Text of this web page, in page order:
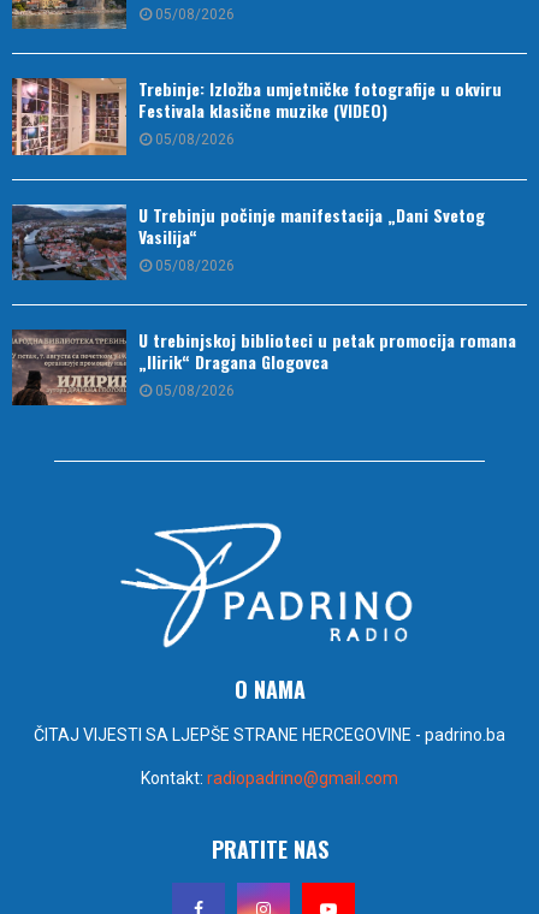
05/08/2026
Trebinje: Izložba umjetničke fotografije u okviru
Festivala klasične muzike (VIDEO)
05/08/2026
U Trebinju počinje manifestacija „Dani Svetog
Vasilija“
05/08/2026
U trebinjskoj biblioteci u petak promocija romana
„Ilirik“ Dragana Glogovca
05/08/2026
O NAMA
ČITAJ VIJESTI SA LJEPŠE STRANE HERCEGOVINE - padrino.ba
Kontakt: radiopadrino@gmail.com
PRATITE NAS